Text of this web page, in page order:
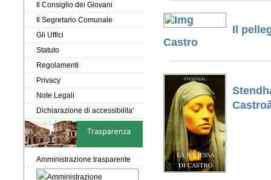
Il Consiglio dei Giovani
Il Segretario Comunale
Gli Uffici
Statuto
Regolamenti
Privacy
Note Legali
Dichiarazione di accessibilita'
Amministrazione trasparente
Il
Castro